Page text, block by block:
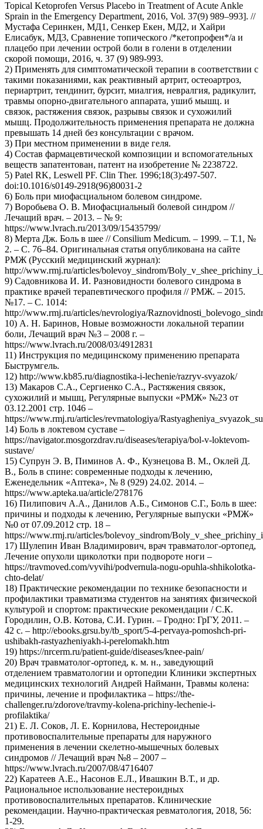
Topical Ketoprofen Versus Placebo in Treatment of Acute Ankle
Sprain in the Emergency Department, 2016, Vol. 37(9) 989–993]. //
Мустафа Серинкен, МД1, Сенкер Екен, МД2, и Хайри
Елисабук, МД3, Сравнение топического /*кетопрофен*/а и
плацебо при лечении острой боли в голени в отделении
скорой помощи, 2016, ч. 37 (9) 989-993.
2) Применять для симптоматической терапии в соответствии с
такими показаниями, как реактивный артрит, остеоартроз,
периартрит, тендинит, бурсит, миалгия, невралгия, радикулит,
травмы опорно-двигательного аппарата, ушиб мышц. и
связок, растяжения связок, разрывы связок и сухожилий
мышц. Продолжительность применения препарата не должна
превышать 14 дней без консультации с врачом.
3) При местном применении в виде геля.
4) Состав фармацевтической композиции и вспомогательных
веществ запатентован, патент на изобретение № 2238722.
5) Patel RK, Leswell PF. Clin Ther. 1996;18(3):497-507.
doi:10.1016/s0149-2918(96)80031-2
6) Боль при миофасциальном болевом синдроме.
7) Воробьева О. В. Миофасциальный болевой синдром //
Лечащий врач. – 2013. – № 9:
https://www.lvrach.ru/2013/09/15435799/
8) Мерта Дж. Боль в шее // Consilium Medicum. – 1999. – Т.1, №
2. – С. 76–84. Оригинальная статья опубликована на сайте
РМЖ (Русский медицинский журнал):
http://www.rmj.ru/articles/bolevoy_sindrom/
9) Садовникова И. И. Разновидности болевого синдрома в
практике врачей терапевтического профиля // РМЖ. – 2015.
№17. – С. 1014:
http://www.rmj.ru/articles/nevrologiya/
10) А. Н. Баринов, Новые возможности локальной терапии
боли, Лечащий врач №3 – 2008 г. –
https://www.lvrach.ru/2008/03/4912831
11) Инструкция по медицинскому применению препарата
Быструмгель.
12) http://www.kb85.ru/diagnostika-i-lechenie/razryv-svyazok/
13) Макаров С.А., Сергиенко С.А., Растяжения связок,
сухожилий и мышц, Регулярные выпуски «РМЖ» №23 от
03.12.2001 стр. 1046 –
https://www.rmj.ru/articles/revmatologiya/
14) Боль в локтевом суставе –
https://navigator.mosgorzdrav.ru/diseases/terapiya/bol-v-loktevom-
sustave/
15) Супрун Э. В, Пиминов А. Ф., Кузнецова В. М., Оклей Д.
В., Боль в спине: современные подходы к лечению,
Еженедельник «Аптека», № 8 (929) 24.02. 2014. –
https://www.apteka.ua/article/278176
16) Пилипович А.А., Данилов А.Б., Симонов С.Г., Боль в шее:
причины и подходы к лечению, Регулярные выпуски «РМЖ»
№0 от 07.09.2012 стр. 18 –
https://www.rmj.ru/articles/bolevoy_sindrom/
17) Шулепин Иван Владимирович, врач травматолог-ортопед,
Лечение опухоли щиколотки при подвороте ноги –
https://travmoved.com/vyvihi/podvernula-nogu-opuhla-shhikolotka-
chto-delat/
18) Практические рекомендации по технике безопасности и
профилактики травматизма студентов на занятиях физической
культурой и спортом: практические рекомендации / С.К.
Городилин, О.В. Котова, С.И. Гурин. – Гродно: ГрГУ, 2011. –
42 с. – http://ebooks.grsu.by/tb_sport/5-4-pervaya-pomoshch-pri-
ushibakh-rastyazheniyakh-i-perelomakh.htm
19) https://nrcerm.ru/patient-guide/diseases/knee-pain/
20) Врач травматолог-ортопед, к. м. н., заведующий
отделением травматологии и ортопедии Клиники экспертных
медицинских технологий Андрей Найманн, Травмы колена:
причины, лечение и профилактика – https://the-
challenger.ru/zdorove/travmy-kolena-prichiny-lechenie-i-
profilaktika/
21) Е. Л. Соков, Л. Е. Корнилова, Нестероидные
противовоспалительные препараты для наружного
применения в лечении скелетно-мышечных болевых
синдромов // Лечащий врач №8 – 2007 –
https://www.lvrach.ru/2007/08/4716407
22) Каратеев А.Е., Насонов Е.Л., Ивашкин В.Т., и др.
Рациональное использование нестероидных
противовоспалительных препаратов. Клинические
рекомендации. Научно-практическая ревматология, 2018, 56:
1-29.